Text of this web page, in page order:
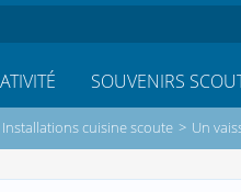
SOUVENIRS
Installations cuisine scoute > Un